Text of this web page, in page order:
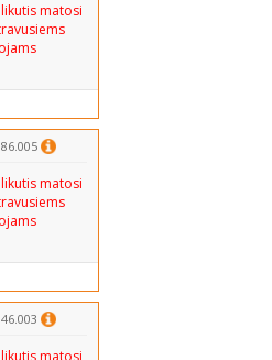
matosi
matosi
matosi